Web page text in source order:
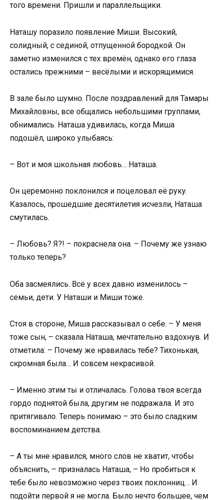
того времени. Пришли и параллельщики.
Наташу поразило появление Миши. Высокий,
солидный, с сединой, отпущенной бородкой. Он
заметно изменился с тех времён, однако его глаза
остались прежними – весёлыми и искорящимися.
В зале было шумно. После поздравлений для Тамары
Михайловны, все общались небольшими группами,
обнимались. Наташа удивилась, когда Миша
подошёл, широко улыбаясь:
– Вот и моя школьная любовь… Наташа.
Он церемонно поклонился и поцеловал её руку.
Казалось, прошедшие десятилетия исчезли, Наташа
смутилась.
– Любовь? Я?! – покраснела она. – Почему же узнаю
только теперь?
Оба засмеялись. Всё у всех давно изменилось –
семьи, дети. У Наташи и Миши тоже.
Стоя в стороне, Миша рассказывал о себе. – У меня
тоже сын, – сказала Наташа, мечтательно вздохнув. И
отметила: – Почему же нравилась тебе? Тихонькая,
скромная была… И совсем некрасивой.
– Именно этим ты и отличалась. Голова твоя всегда
гордо поднятой была, другим не подражала. И это
притягивало. Теперь понимаю – это было сладким
воспоминанием детства.
– А ты мне нравился, много слов не хватит, чтобы
объяснить, – призналась Наташа, – Но пробиться к
тебе было невозможно через твоих поклонниц… И
подойти первой я не могла. Было нечто большее, чем